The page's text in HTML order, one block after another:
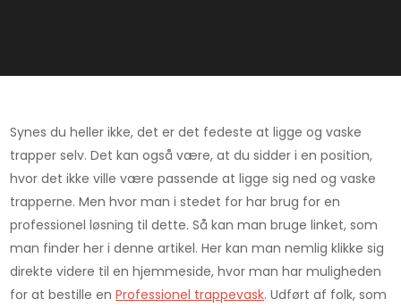
Synes du heller ikke, det er det fedeste at ligge og vaske
trapper selv. Det kan også være, at du sidder i en position,
hvor det ikke ville være passende at ligge sig ned og vaske
trapperne. Men hvor man i stedet for har brug for en
professionel løsning til dette. Så kan man bruge linket, som
man finder her i denne artikel. Her kan man nemlig klikke sig
direkte videre til en hjemmeside, hvor man har muligheden
for at bestille enProfessionel trappevask. Udført af folk, som